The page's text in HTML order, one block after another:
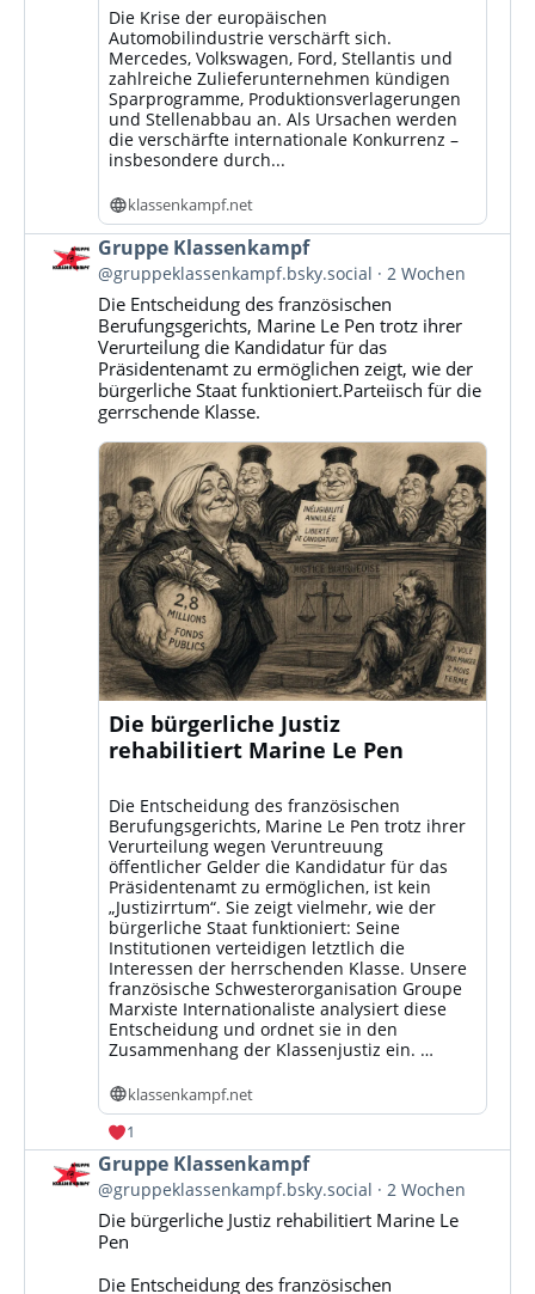
Die Krise der europäischen
Automobilindustrie verschärft sich.
Mercedes, Volkswagen, Ford, Stellantis und
zahlreiche Zulieferunternehmen kündigen
Sparprogramme, Produktionsverlagerungen
und Stellenabbau an. Als Ursachen werden
die verschärfte internationale Konkurrenz –
insbesondere durch...
klassenkampf.net
Beitrag
von
Gruppe
Klassenkampf
Bluesky
ansehen
Gruppe Klassenkampf
@gruppeklassenkampf.bsky.social 2 Wochen
Die Entscheidung des französischen
Berufungsgerichts, Marine Le Pen trotz ihrer
Verurteilung die Kandidatur für das
Präsidentenamt zu ermöglichen zeigt, wie der
bürgerliche Staat funktioniert.Parteiisch für die
gerrschende Klasse.
Die bürgerliche Justiz
rehabilitiert Marine Le Pen
Die Entscheidung des französischen
Berufungsgerichts, Marine Le Pen trotz ihrer
Verurteilung wegen Veruntreuung
öffentlicher Gelder die Kandidatur für das
Präsidentenamt zu ermöglichen, ist kein
„Justizirrtum“. Sie zeigt vielmehr, wie der
bürgerliche Staat funktioniert: Seine
Institutionen verteidigen letztlich die
Interessen der herrschenden Klasse. Unsere
französische Schwesterorganisation Groupe
Marxiste Internationaliste analysiert diese
Entscheidung und ordnet sie in den
Zusammenhang der Klassenjustiz ein. …
klassenkampf.net
1
Beitrag
von
Gruppe
Klassenkampf
Bluesky
Gruppe Klassenkampf
@gruppeklassenkampf.bsky.social 2 Wochen
Die bürgerliche Justiz rehabilitiert Marine Le
Pen
Die Entscheidung des französischen